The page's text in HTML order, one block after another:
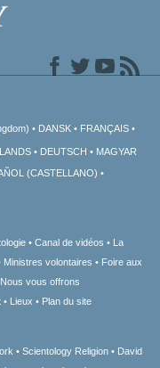
DANSK FRANÇAIS
DEUTSCH
MAGYAR
(CASTELLANO)
Canal de vidéos
La
Ministres volontaires
Foire aux
Nous vous offrons
Lieux Plan du site
Scientology Religion
David